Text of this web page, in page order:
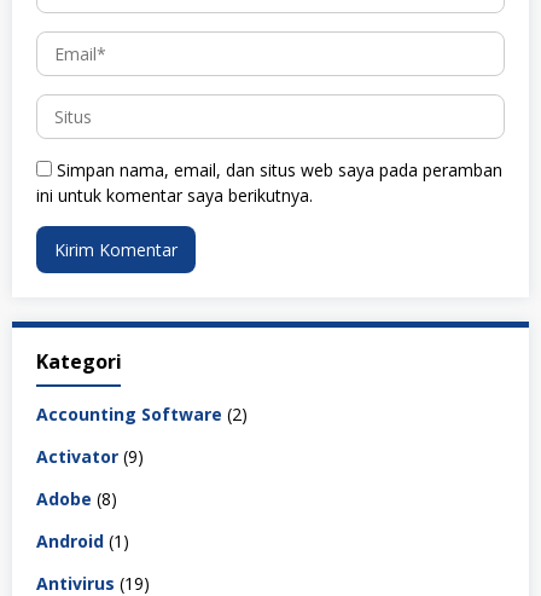
Simpan nama, email, dan situs web saya pada peramban
ini untuk komentar saya berikutnya.
Kategori
Accounting Software (2)
Activator (9)
Adobe (8)
Android (1)
Antivirus (19)